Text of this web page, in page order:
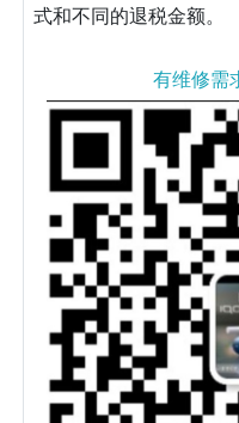
式和不同的退税金额。
有维修需